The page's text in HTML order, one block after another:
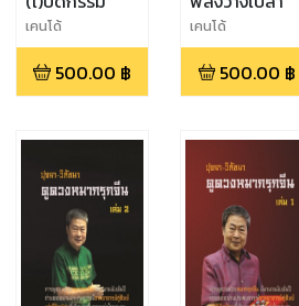
เคนโด้
500.00 ฿
เคนโด้
500.00 ฿